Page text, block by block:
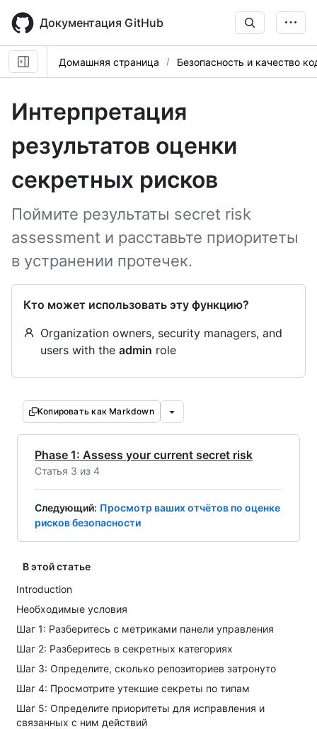
main
content
Документация GitHub
Домашняя страница Безопасность и качество
Интерпретация
результатов оценки
секретных рисков
Поймите результаты secret risk
assessment и расставьте приоритеты
в устранении протечек.
Кто может использовать эту функцию?
Organization owners, security managers, and
users with the admin role
Копировать как Markdown
Phase 1: Assess your current secret risk
Статья 3 из 4
Следующий: Просмотр ваших отчётов по оценке
рисков безопасности
В этой статье
Introduction
Необходимые условия
Шаг 1: Разберитесь с метриками панели управления
Шаг 2: Разберитесь в секретных категориях
Шаг 3: Определите, сколько репозиториев затронуто
Шаг 4: Просмотрите утекшие секреты по типам
Шаг 5: Определите приоритеты для исправления и
связанных с ним действий